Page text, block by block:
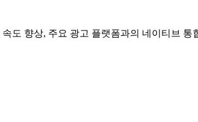
도 향상, 주요 광고 플랫폼과의 네이티브